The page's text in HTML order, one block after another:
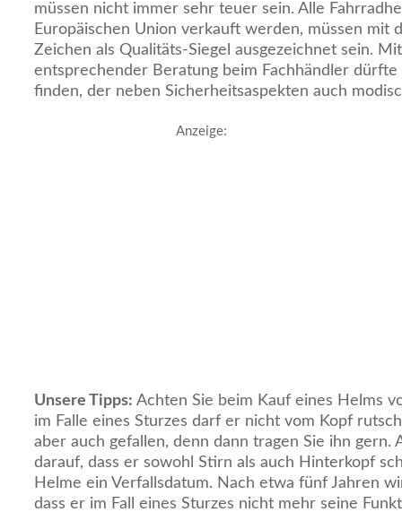
müssen nicht immer sehr teuer sein. Alle
Europäischen Union verkauft werden, müssen mit
Zeichen als Qualitäts-Siegel ausgezeichnet sein.
entsprechender Beratung beim Fachhändler dürfte
finden, der neben Sicherheitsaspekten auch
Anzeige:
Unsere Tipps: Achten Sie beim Kauf eines Helms
im Falle eines Sturzes darf er nicht vom Kopf
aber auch gefallen, denn dann tragen Sie ihn gern.
darauf, dass er sowohl Stirn als auch Hinterkopf
Helme ein Verfallsdatum. Nach etwa fünf Jahren
dass er im Fall eines Sturzes nicht mehr seine